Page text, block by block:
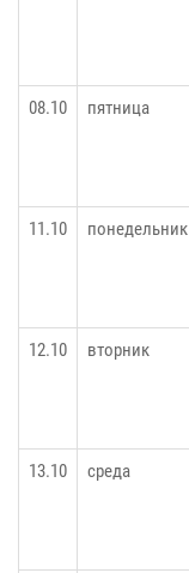
08.10 пятница
11.10 понедельник
12.10 вторник
13.10 среда